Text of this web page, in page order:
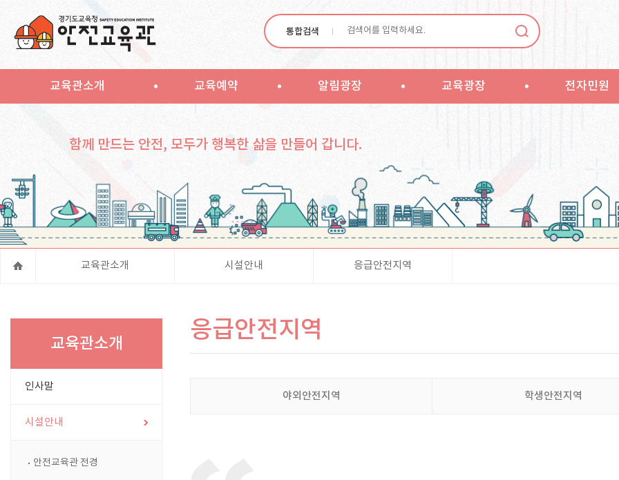
통합검색
교육관소개 교육예약 알림광장 교육광장 전자민원
함께 만드는 안전, 모두가 행복한 삶을 만들어 갑니다.
교육관소개 시설안내 응급안전지역
교육관소개
인사말
시설안내
안전교육관 전경
응급안전지역
야외안전지역 학생안전지역